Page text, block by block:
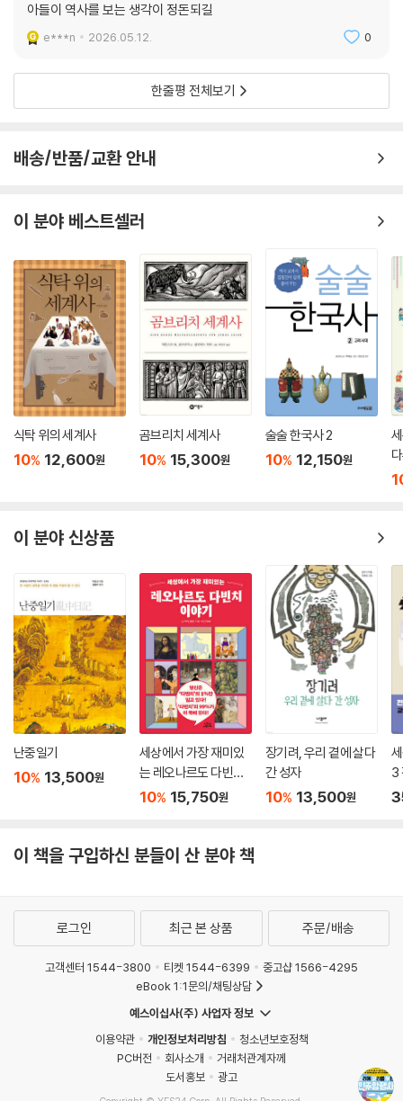
아들이 역사를 보는 생각이 정돈되길
e***n 2026.05.12. 0
한줄평 전체보기
배송/반품/교환 안내
이 분야 베스트셀러
식탁 위의 세계사
10% 12,600원
곰브리치 세계사
10% 15,300원
술술 한국사 2
10% 12,150원
이 분야 신상품
난중일기
10% 13,500원
세상에서 가장 재미있
는 레오나르도 다빈치
이야기
10% 15,750원
장기려, 우리 곁에 살다
간 성자
10% 13,500원
3
이 책을 구입하신 분들이 산 분야 책
로그인 최근 본 상품 주문/배송
고객센터 1544-3800 티켓 1544-6399
중고샵 1566-4295
eBook 1:1문의/채팅상담
예스이십사(주) 사업자 정보
이용약관
개인정보처리방침
청소년보호정책
PC버전
회사소개
거래처관계자께
도서홍보
광고